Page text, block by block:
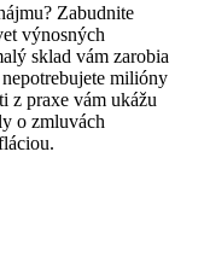
Zabudnite
výnosných
sklad vám zarobia
milióny
z praxe vám ukážu
o zmluvách